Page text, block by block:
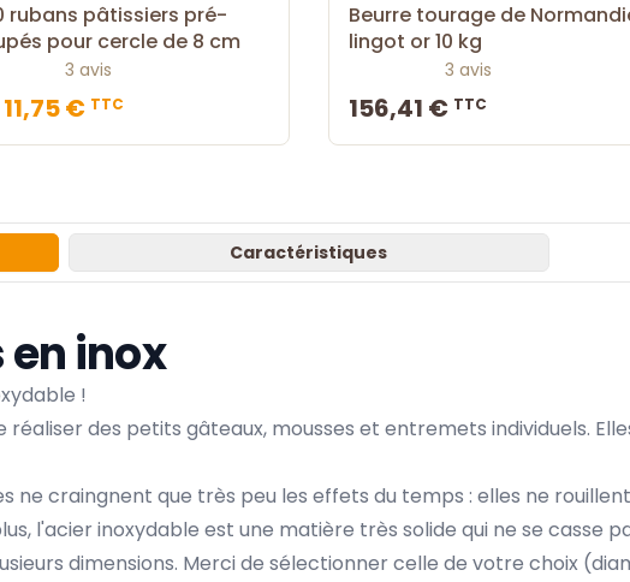
rubans pâtissiers pré-
pour cercle de 8 cm
3 avis
11,75 € TTC
Beurre tourage de
lingot or 10 kg
3 avis
156,41 € TTC
Caractéristiques
inox
!
des petits gâteaux, mousses et entremets individuels.
ne craingnent que très peu les effets du temps : elles ne
l'acier inoxydable est une matière très solide qui ne se casse
dimensions. Merci de sélectionner celle de votre choix